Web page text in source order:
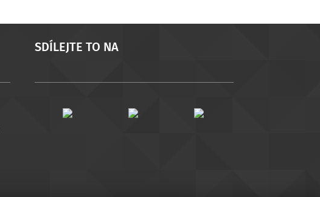
SDÍLEJTE TO NA